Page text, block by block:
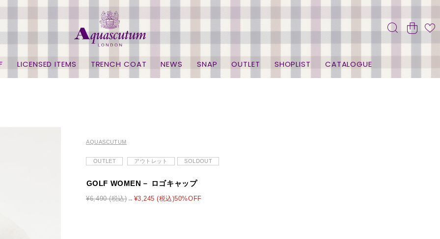
LICENSED ITEMS TRENCH COAT NEWS SNAP OUTLET SHOPLIST CATALOGUE
AQUASCUTUM
OUTLET アウトレット SOLDOUT
GOLF WOMEN－ ロゴキャップ
¥6,490 (税込) ¥3,245 (税込)50%OFF